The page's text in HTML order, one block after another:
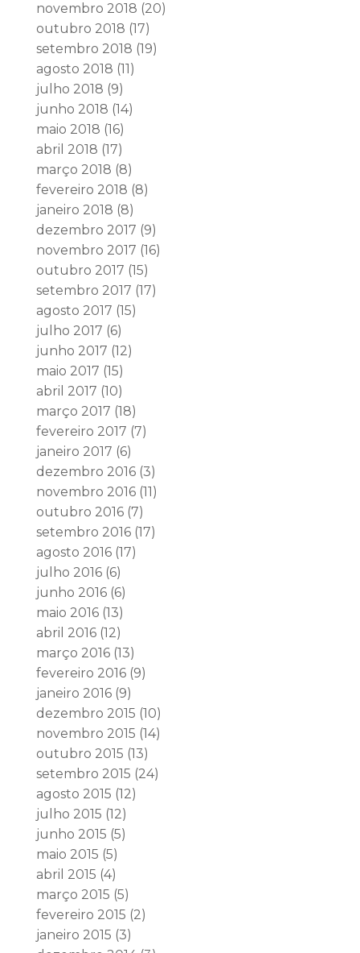
novembro 2018 (20)
outubro 2018 (17)
setembro 2018 (19)
agosto 2018 (11)
julho 2018 (9)
junho 2018 (14)
maio 2018 (16)
abril 2018 (17)
março 2018 (8)
fevereiro 2018 (8)
janeiro 2018 (8)
dezembro 2017 (9)
novembro 2017 (16)
outubro 2017 (15)
setembro 2017 (17)
agosto 2017 (15)
julho 2017 (6)
junho 2017 (12)
maio 2017 (15)
abril 2017 (10)
março 2017 (18)
fevereiro 2017 (7)
janeiro 2017 (6)
dezembro 2016(3)
novembro 2016(11)
outubro 2016(7)
setembro 2016(17)
agosto 2016(17)
julho 2016(6)
junho 2016(6)
maio 2016(13)
abril 2016(12)
março 2016(13)
fevereiro 2016(9)
janeiro 2016(9)
dezembro 2015 (10)
novembro 2015 (14)
outubro 2015 (13)
setembro 2015 (24)
agosto 2015 (12)
julho 2015 (12)
junho 2015 (5)
maio 2015 (5)
abril 2015 (4)
março 2015 (5)
fevereiro 2015 (2)
janeiro 2015 (3)